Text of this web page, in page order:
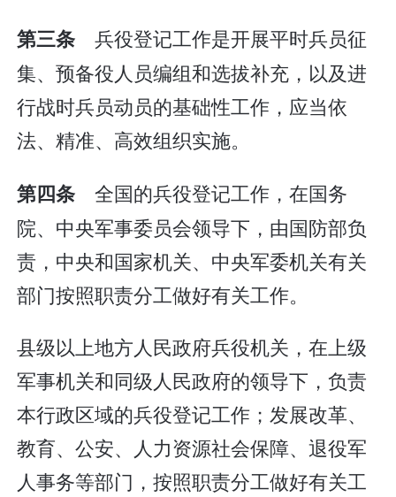
第三条兵役登记工作是开展平时兵员征
集、预备役人员编组和选拔补充，以及进
行战时兵员动员的基础性工作，应当依
法、精准、高效组织实施。
第四条全国的兵役登记工作，在国务
院、中央军事委员会领导下，由国防部负
责，中央和国家机关、中央军委机关有关
部门按照职责分工做好有关工作。
县级以上地方人民政府兵役机关，在上级
军事机关和同级人民政府的领导下，负责
本行政区域的兵役登记工作；发展改革、
教育、公安、人力资源社会保障、退役军
人事务等部门，按照职责分工做好有关工